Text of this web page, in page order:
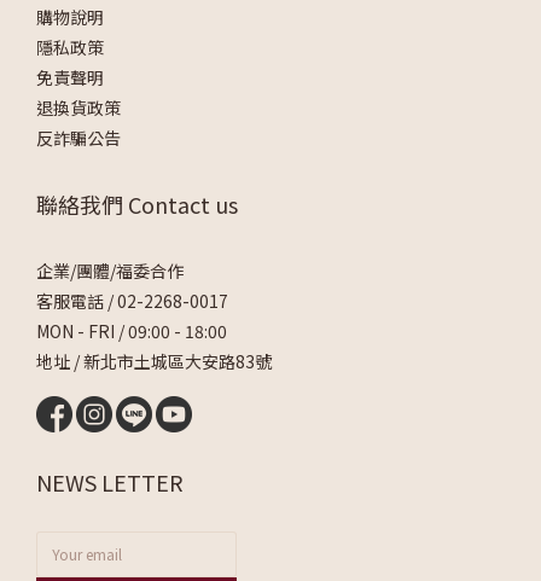
購物說明
隱私政策
免責聲明
退換貨政策
反詐騙公告
聯絡我們 Contact us
企業/團體/福委合作
客服電話 /02-2268-0017
MON - FRI / 09:00 - 18:00
地址 / 新北市土城區大安路83號
NEWS LETTER